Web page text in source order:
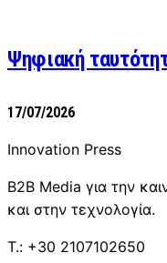
Ψηφιακή
17/07/2026
Innovation Press
B2B Media για την
και στην τεχνολογία.
T.: +30 2107102650